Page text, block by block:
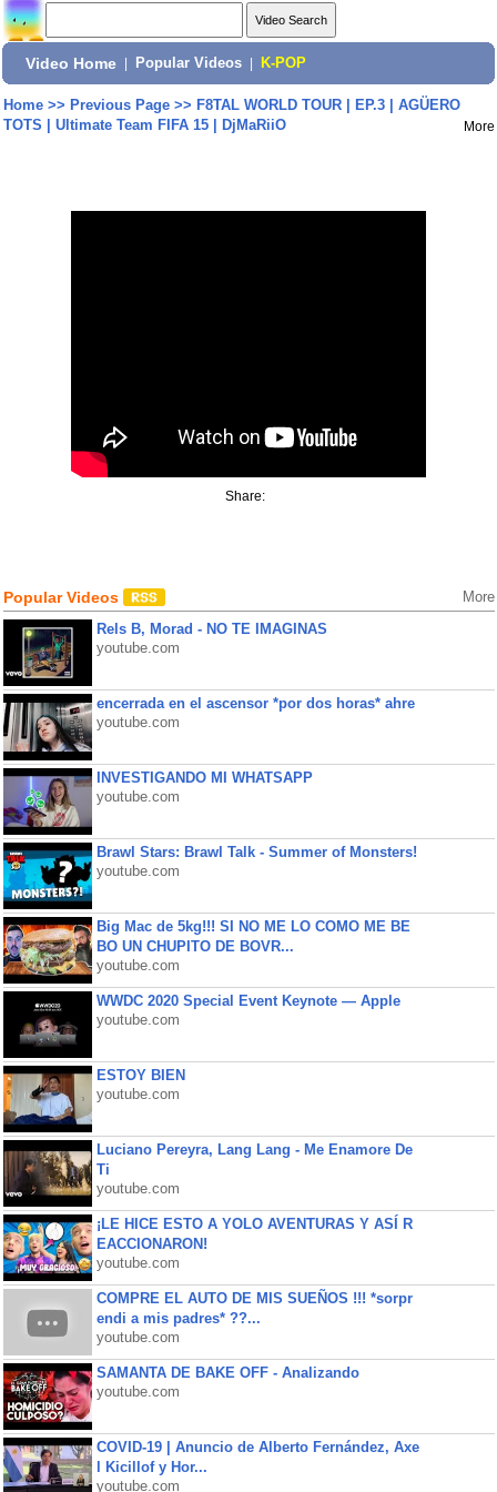
Video Home Popular Videos K-POP
Home>> Previous Page>> F8TAL WORLD TOUR | EP.3 | AGÜERO
TOTS | Ultimate Team FIFA 15 | DjMaRiiO
More
Share:
Popular Videos More
Rels B, Morad - NO TE IMAGINAS
youtube.com
encerrada en el ascensor *por dos horas* ahre
youtube.com
INVESTIGANDO MI WHATSAPP
youtube.com
Brawl Stars: Brawl Talk - Summer of Monsters!
youtube.com
Big Mac de 5kg!!! SI NO ME LO COMO ME BE
BO UN CHUPITO DE BOVR...
youtube.com
WWDC 2020 Special Event Keynote — Apple
youtube.com
ESTOY BIEN
youtube.com
Luciano Pereyra, Lang Lang - Me Enamore De
Ti
youtube.com
¡LE HICE ESTO A YOLO AVENTURAS Y ASÍ R
EACCIONARON!
youtube.com
COMPRE EL AUTO DE MIS SUEÑOS !!! *sorpr
endi a mis padres* ??...
youtube.com
SAMANTA DE BAKE OFF - Analizando
youtube.com
COVID-19 | Anuncio de Alberto Fernández, Axe
l Kicillof y Hor...
youtube.com